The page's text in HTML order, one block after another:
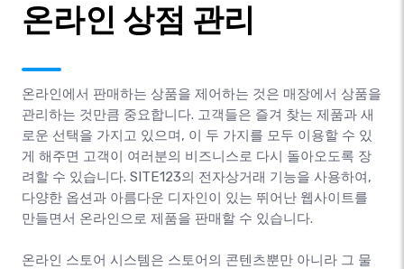
온라인 상점 관리
온라인에서 판매하는 상품을 제어하는 것은 매장에서 상품을
관리하는 것만큼 중요합니다. 고객들은 즐겨 찾는 제품과 새
로운 선택을 가지고 있으며, 이 두 가지를 모두 이용할 수 있
게 해주면 고객이 여러분의 비즈니스로 다시 돌아오도록 장
려할 수 있습니다. SITE123의 전자상거래 기능을 사용하여,
다양한 옵션과 아름다운 디자인이 있는 뛰어난 웹사이트를
만들면서 온라인으로 제품을 판매할 수 있습니다.
온라인 스토어 시스템은 스토어의 콘텐츠뿐만 아니라 그 물